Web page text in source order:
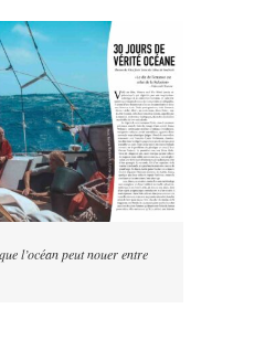
l’océan peut nouer entre